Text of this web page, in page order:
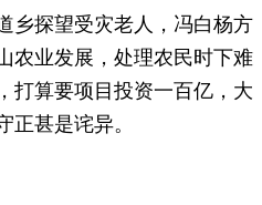
乡探望受灾老人，冯白杨方
农业发展，处理农民时下难
打算要项目投资一百亿，大
正甚是诧异。